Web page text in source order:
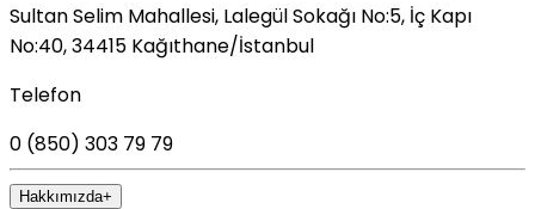
Sultan Selim Mahallesi, Lalegül Sokağı No:5, İç Kapı
No:40, 34415 Kağıthane/İstanbul
Telefon
0 (850) 303 79 79
Hakkımızda+